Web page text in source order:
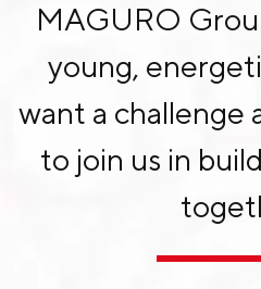
Sustainability
Governance
News & Activities
MAGURO
young,
want a challenge
to join us in